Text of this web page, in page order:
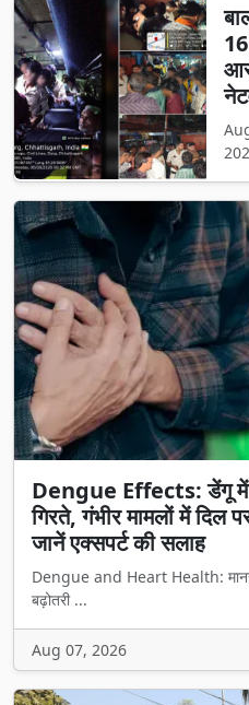
Dengue Effects: डेंगू में
गिरते, गंभीर मामलों में दिल
जानें एक्सपर्ट की सलाह
Dengue and Heart Health:
बढ़ोतरी ...
Aug 07, 2026